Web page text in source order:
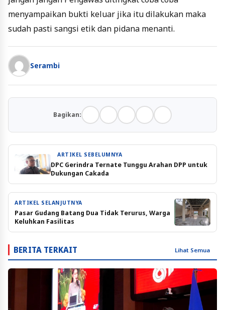
menyampaikan bukti keluar jika itu dilakukan maka
sudah pasti sangsi etik dan pidana menanti.
Serambi
Bagikan:
ARTIKEL SEBELUMNYA
DPC Gerindra Ternate Tunggu Arahan DPP untuk
Dukungan Cakada
ARTIKEL SELANJUTNYA
Pasar Gudang Batang Dua Tidak Terurus, Warga
Keluhkan Fasilitas
BERITA TERKAIT Lihat Semua